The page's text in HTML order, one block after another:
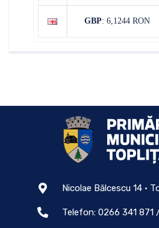
GBP: 6,1244 RON
Nicolae Bălcescu 14 •
Telefon: 0266 341 871